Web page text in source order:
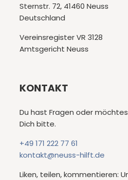
Sternstr. 72, 41460 Neuss
Deutschland
Vereinsregister VR 3128
Amtsgericht Neuss
KONTAKT
Du hast Fragen oder
Dich bitte.
+49 171 222 77 61
kontakt@neuss-hilft.de
Liken, teilen, kommentieren: